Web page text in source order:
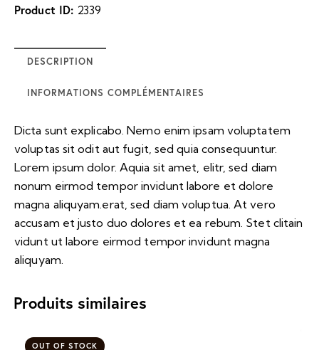
Product ID: 2339
DESCRIPTION
INFORMATIONS COMPLÉMENTAIRES
Dicta sunt explicabo. Nemo enim ipsam voluptatem
voluptas sit odit aut fugit, sed quia consequuntur.
Lorem ipsum dolor. Aquia sit amet, elitr, sed diam
nonum eirmod tempor invidunt labore et dolore
magna aliquyam.erat, sed diam voluptua. At vero
accusam et justo duo dolores et ea rebum. Stet clitain
vidunt ut labore eirmod tempor invidunt magna
aliquyam.
Produits similaires
OUT OF STOCK